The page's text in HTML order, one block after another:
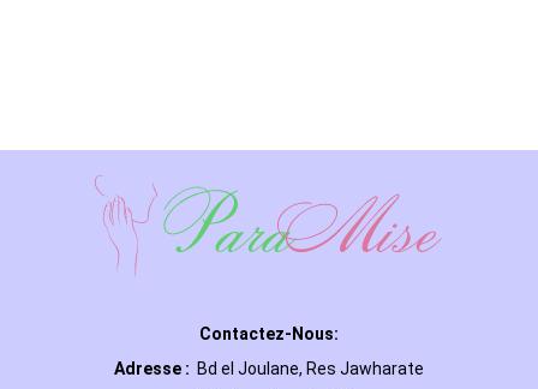
Contactez-Nous:
Adresse : Bd el Joulane, Res Jawharate